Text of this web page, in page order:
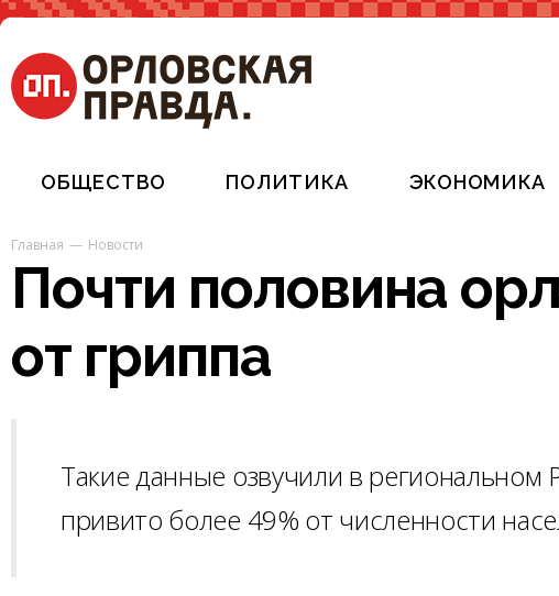
ОБЩЕСТВО ПОЛИТИКА ЭКОНОМИКА
Главная Новости
Почти половина
от гриппа
Такие данные озвучили в
привито более 49% от численности